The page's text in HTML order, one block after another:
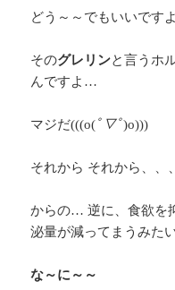
どう～～でもいいです
そのグレリンと言うホ
んですよ…
マジだ(((o(ﾟ▽ﾟ)o)))
それから それから、、、
からの… 逆に、食欲を
泌量が減ってまうみた
な～に～～